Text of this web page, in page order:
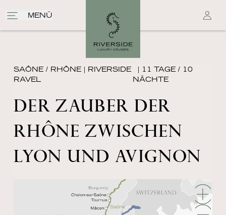
MENÜ
SAÔNE / RHÔNE | RIVERSIDE
RAVEL
| 11 TAGE / 10
NÄCHTE
DER ZAUBER DER
RHÔNE ZWISCHEN
LYON UND AVIGNON